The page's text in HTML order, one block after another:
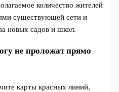
количество жителей
существующей сети и
новых садов и школ.
не проложат прямо
карты красных линий,